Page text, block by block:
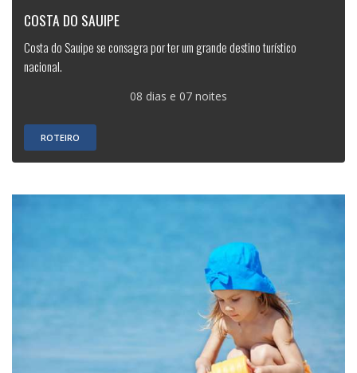
COSTA DO SAUIPE
Costa do Sauipe se consagra por ter um grande destino turístico
nacional.
08 dias e 07 noites
ROTEIRO